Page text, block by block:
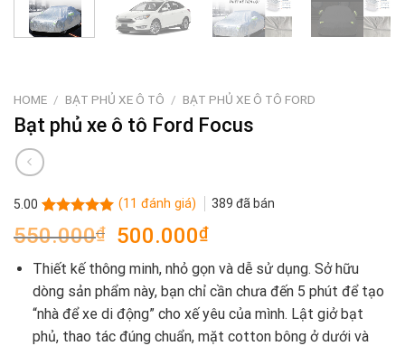
HOME / BẠT PHỦ XE Ô TÔ / BẠT PHỦ XE Ô TÔ FORD
Bạt phủ xe ô tô Ford Focus
5.00
Rated 5.00
out of 5
11
customer
ratings
(11 đánh giá) 389 đã bán
550.000₫
Original
price
was:
550.000₫.
500.000₫Current
price
is:
500.000₫.
Thiết kế thông minh, nhỏ gọn và dễ sử dụng. Sở hữu
dòng sản phẩm này, bạn chỉ cần chưa đến 5 phút để tạo
“nhà để xe di động” cho xế yêu của mình. Lật giở bạt
phủ, thao tác đúng chuẩn, mặt cotton bông ở dưới và